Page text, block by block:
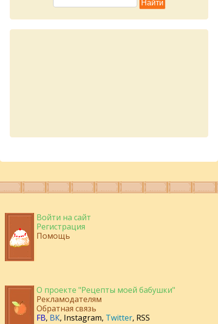
Войти на сайт
Регистрация
Помощь
О проекте "Рецепты моей бабушки"
Рекламодателям
Обратная связь
FB, ВК, Instagram, Twitter, RSS